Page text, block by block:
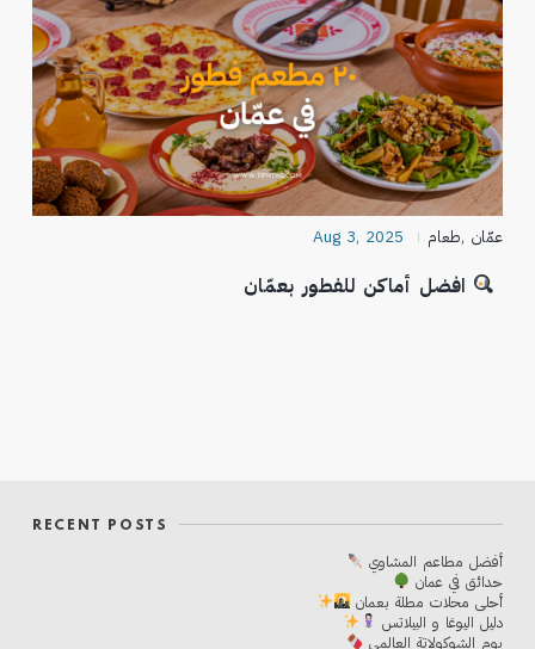
Aug 3, 2025 طعام, عمّان
افضل أماكن للفطور بعمّان
RECENT POSTS
أفضل مطاعم المشاوي
حدائق في عمان
أحلی محلات مطلة بعمان
دليل اليوغا و البيلاتس
يوم الشوكولاتة العالمي